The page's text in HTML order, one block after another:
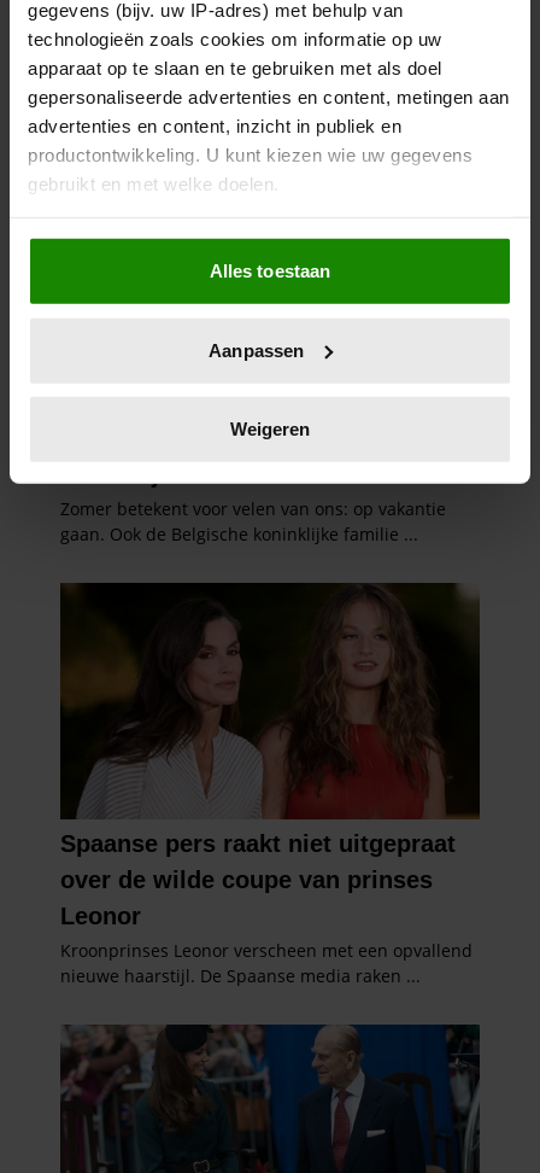
gegevens (bijv. uw IP-adres) met behulp van
technologieën zoals cookies om informatie op uw
apparaat op te slaan en te gebruiken met als doel
gepersonaliseerde advertenties en content, metingen aan
advertenties en content, inzicht in publiek en
productontwikkeling. U kunt kiezen wie uw gegevens
gebruikt en met welke doelen.
Als u het toestaat, willen we ook graag:
Informatie verzamelen over uw geografische
locatie, die tot een paar meter nauwkeurig kan zijn
scannen op specifieke eigenschappen (fingerprinting)
verwerkt en stel uw voorkeuren in het
intrekken in de Cookieverklaring.
We gebruiken cookies om content en advertenties te
en om ons websiteverkeer te analyseren. Ook delen we
informatie over uw gebruik van onze site met onze
partners voor social media, adverteren en analyse. Deze
partners kunnen deze gegevens combineren met andere
informatie die u aan ze heeft verstrekt of die ze hebben
verzameld op basis van uw gebruik van hun services. U
gaat akkoord met onze cookies als u onze website blijft
gebruiken.
Alles toestaan
Aanpassen
Weigeren